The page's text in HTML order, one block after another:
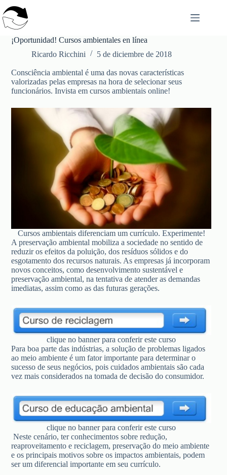
al
contenido
¡Oportunidad! Cursos ambientales en línea
Ricardo Ricchini
5 de diciembre de 2018
Consciência ambiental é uma das novas características
valorizadas pelas empresas na hora de selecionar seus
funcionários. Invista em cursos ambientais online!
Cursos ambientais diferenciam um currículo. Experimente!
A preservação ambiental mobiliza a sociedade no sentido de
reduzir os efeitos da poluição, dos resíduos sólidos e do
esgotamento dos recursos naturais. As empresas já incorporam
novos conceitos, como desenvolvimento sustentável e
preservação ambiental, na tentativa de atender as demandas
imediatas, assim como as das futuras gerações.
clique no banner para conferir este curso
Para boa parte das indústrias, a solução de problemas ligados
ao meio ambiente é um fator importante para determinar o
sucesso de seus negócios, pois cuidados ambientais são cada
vez mais considerados na tomada de decisão do consumidor.
clique no banner para conferir este curso
Neste cenário, ter conhecimentos sobre redução,
reaproveitamento e reciclagem, preservação do meio ambiente
e os principais motivos sobre os impactos ambientais, podem
ser um diferencial importante em seu currículo.